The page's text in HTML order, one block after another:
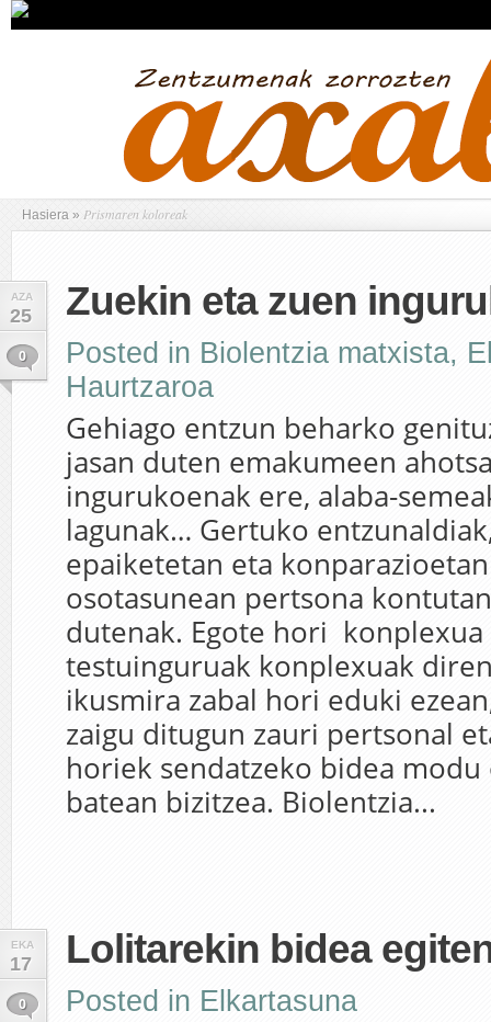
Hasiera » Prismaren koloreak
AZA
25
0
Zuekin eta zuen
Posted in Biolentzia matxista,
Haurtzaroa
Gehiago entzun beharko
jasan duten emakumeen
ingurukoenak ere, alaba-
lagunak… Gertuko
epaiketetan eta
osotasunean pertsona
dutenak. Egote hori konplexua
testuinguruak konplexuak
ikusmira zabal hori eduki
zaigu ditugun zauri pertsonal
horiek sendatzeko bidea modu
batean bizitzea. Biolentzia...
EKA
17
0
Lolitarekin bidea
Posted in Elkartasuna